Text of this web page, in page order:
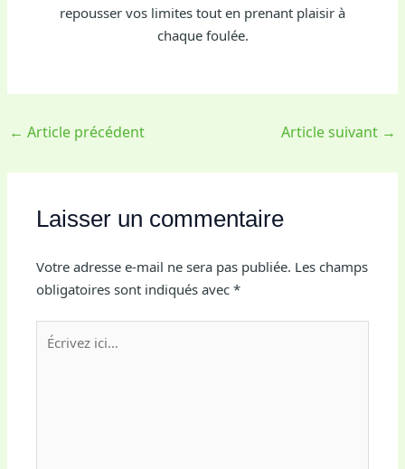
repousser vos limites tout en prenant plaisir à
chaque foulée.
← Article précédent Article suivant →
Laisser un commentaire
Votre adresse e-mail ne sera pas publiée. Les champs
obligatoires sont indiqués avec*
Écrivez
ici…